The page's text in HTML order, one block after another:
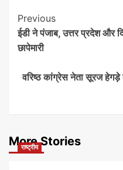
Post
Navigation
Previous
ईडी ने पंजाब, उत्तर प्रदेश और
छापेमारी
वरिष्ठ कांग्रेस नेता सूरज हेगड़े
More Stories
राष्ट्रीय